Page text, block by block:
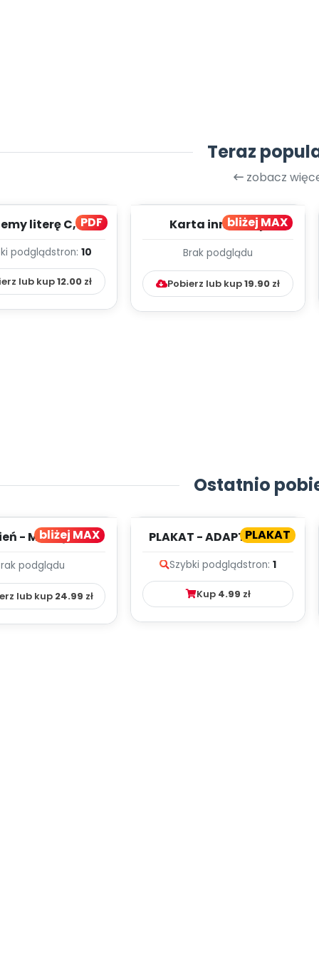
Teraz
zobacz
PDF
literę C, cz. 1
podglądstron: 10
lub kup12.00zł
bliżej MAX
Karta innowacji
Kumpelkowo
Brak podglądu
Pobierz lub kup19.90 zł
Ostatnio
bliżej MAX
- MIESIĘCZNY
–
podglądu
lub kup 24.99 zł
PLAKAT
PLAKAT - ADAPTACJA -
Szybki podglądstron: 1
Kup 4.99 zł